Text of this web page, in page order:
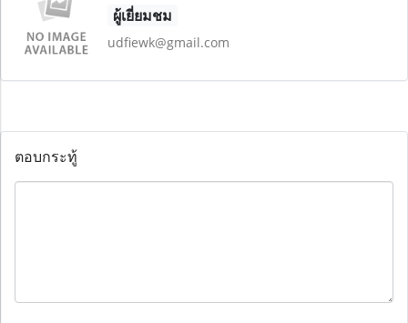
ผู้เยี่ยมชม
udfiewk@gmail.com
ตอบกระทู้